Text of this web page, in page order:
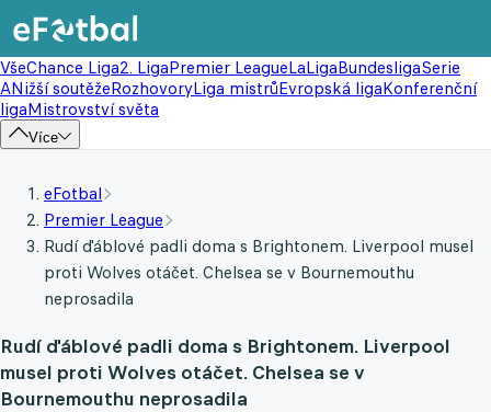
VšeChance Liga2. LigaPremier LeagueLaLigaBundesligaSerie
ANižší soutěžeRozhovoryLiga mistrůEvropská ligaKonferenční
ligaMistrovství světa
Více
eFotbal
Premier League
Rudí ďáblové padli doma s Brightonem. Liverpool musel
proti Wolves otáčet. Chelsea se v Bournemouthu
neprosadila
Rudí ďáblové padli doma s Brightonem. Liverpool
musel proti Wolves otáčet. Chelsea se v
Bournemouthu neprosadila